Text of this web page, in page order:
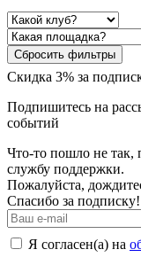
Сбросить фильтры
Скидка 3% за
Подпишитесь на
событий
Что-то пошло не так,
службу поддержки.
Пожалуйста,
Спасибо за подписку!
Я согласен(а) на